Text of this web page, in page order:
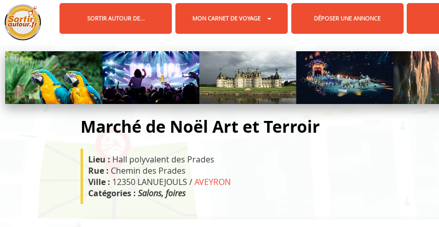
SORTIR AUTOUR DE... MON CARNET DE VOYAGE DÉPOSER UNE ANNONCE
Marché de Noël Art et Terroir
Lieu : Hall polyvalent des Prades
Rue : Chemin des Prades
Ville : 12350 LANUEJOULS /AVEYRON
Catégories :Salons, foires
Panneau de gestion des cookies